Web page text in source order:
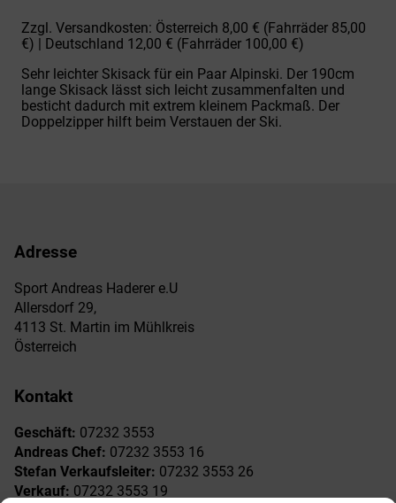
Skisack
Black
Menge
Zzgl. Versandkosten: Österreich 8,00 € (Fahrräder 85,00
€) | Deutschland 12,00 € (Fahrräder 100,00 €)
Sehr leichter Skisack für ein Paar Alpinski. Der 190cm
lange Skisack lässt sich leicht zusammenfalten und
besticht dadurch mit extrem kleinem Packmaß. Der
Doppelzipper hilft beim Verstauen der Ski.
Adresse
Sport Andreas Haderer e.U
Allersdorf 29,
4113 St. Martin im Mühlkreis
Österreich
Kontakt
Geschäft: 07232 3553
Andreas Chef: 07232 3553 16
Stefan Verkaufsleiter: 07232 3553 26
Verkauf: 07232 3553 19